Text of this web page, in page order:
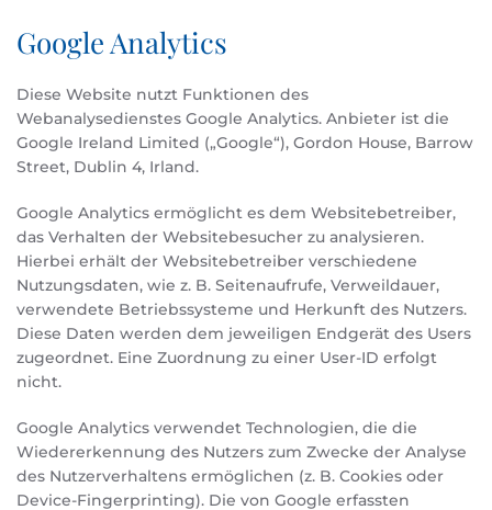
Google Analytics
Diese Website nutzt Funktionen des
Webanalysedienstes Google Analytics. Anbieter ist die
Google Ireland Limited („Google“), Gordon House, Barrow
Street, Dublin 4, Irland.
Google Analytics ermöglicht es dem Websitebetreiber,
das Verhalten der Websitebesucher zu analysieren.
Hierbei erhält der Websitebetreiber verschiedene
Nutzungsdaten, wie z. B. Seitenaufrufe, Verweildauer,
verwendete Betriebssysteme und Herkunft des Nutzers.
Diese Daten werden dem jeweiligen Endgerät des Users
zugeordnet. Eine Zuordnung zu einer User-ID erfolgt
nicht.
Google Analytics verwendet Technologien, die die
Wiedererkennung des Nutzers zum Zwecke der Analyse
des Nutzerverhaltens ermöglichen (z. B. Cookies oder
Device-Fingerprinting). Die von Google erfassten